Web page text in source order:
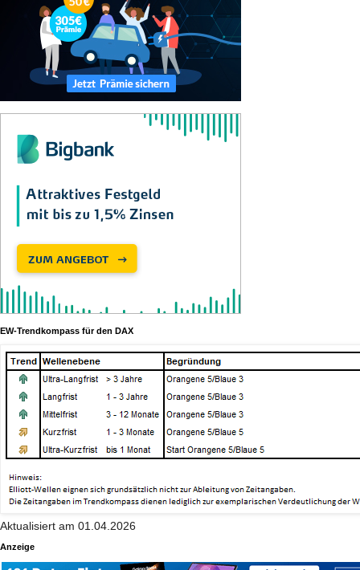
EW-Trendkompass für den DAX
Aktualisiert am 01.04.2026
Anzeige